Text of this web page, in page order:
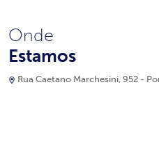
Onde
Estamos
Rua Caetano Marchesini, 952 -